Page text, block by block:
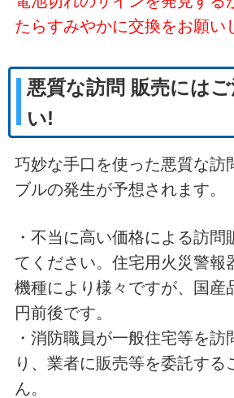
たらすみやかに交換をお願い
悪質な訪問 販売には
い!
巧妙な手口を使った悪質な訪
ブルの発生が予想されます。
・不当に高い価格による訪問
てください。住宅用火災警報
機種により様々ですが、国産
円前後です。
・消防職員が一般住宅等を訪
り、業者に販売等を委託する
ん。